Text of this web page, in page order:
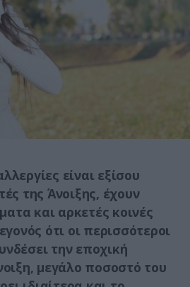
είναι εξίσου
της Άνοιξης, έχουν
και αρκετές κοινές
ότι οι περισσότεροι
την εποχική
μεγάλο ποσοστό του